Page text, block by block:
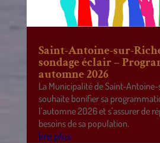
Saint-Antoine-sur-
sondage éclair –
automne 2026
La Municipalité de Saint-
souhaite bonifier sa
l’automne 2026 et s’assurer de
besoins de sa population.
lire plus